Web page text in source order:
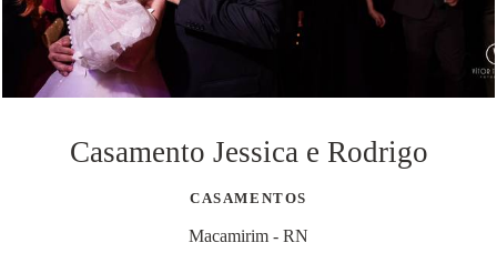
Casamento Jessica e Rodrigo
CASAMENTOS
Macamirim - RN